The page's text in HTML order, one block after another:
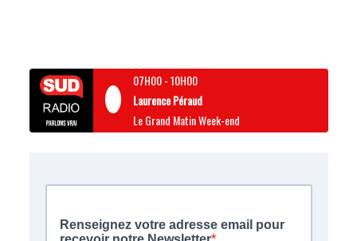
07H00-10H00
Laurence Péraud
Le Grand Matin Week-end